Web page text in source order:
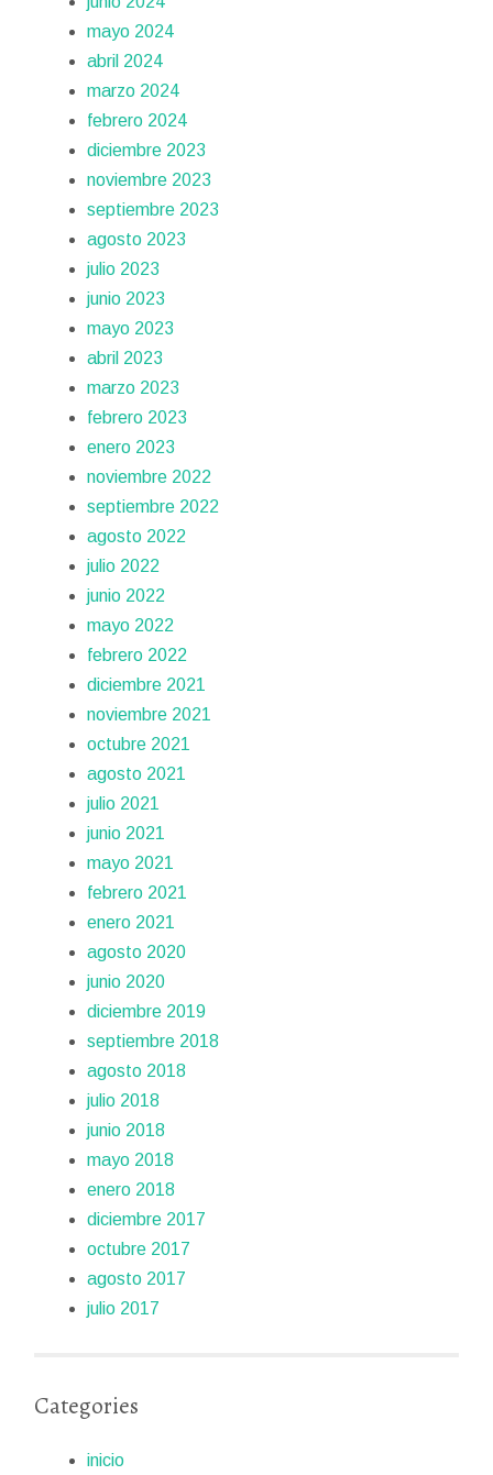
mayo 2024
abril 2024
marzo 2024
febrero 2024
diciembre 2023
noviembre 2023
septiembre 2023
agosto 2023
julio 2023
junio 2023
mayo 2023
abril 2023
marzo 2023
febrero 2023
enero 2023
noviembre 2022
septiembre 2022
agosto 2022
julio 2022
junio 2022
mayo 2022
febrero 2022
diciembre 2021
noviembre 2021
octubre 2021
agosto 2021
julio 2021
junio 2021
mayo 2021
febrero 2021
enero 2021
agosto 2020
junio 2020
diciembre 2019
septiembre 2018
agosto 2018
julio 2018
junio 2018
mayo 2018
enero 2018
diciembre 2017
octubre 2017
agosto 2017
julio 2017
Categories
inicio